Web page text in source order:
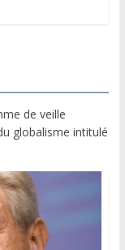
de veille
globalisme intitulé